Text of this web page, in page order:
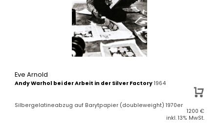
Eve Arnold
Andy Warhol bei der Arbeit in der Silver Factory 1964
Silbergelatineabzug auf Barytpapier (doubleweight) 1970er
1200 €
inkl. 13% MwSt.